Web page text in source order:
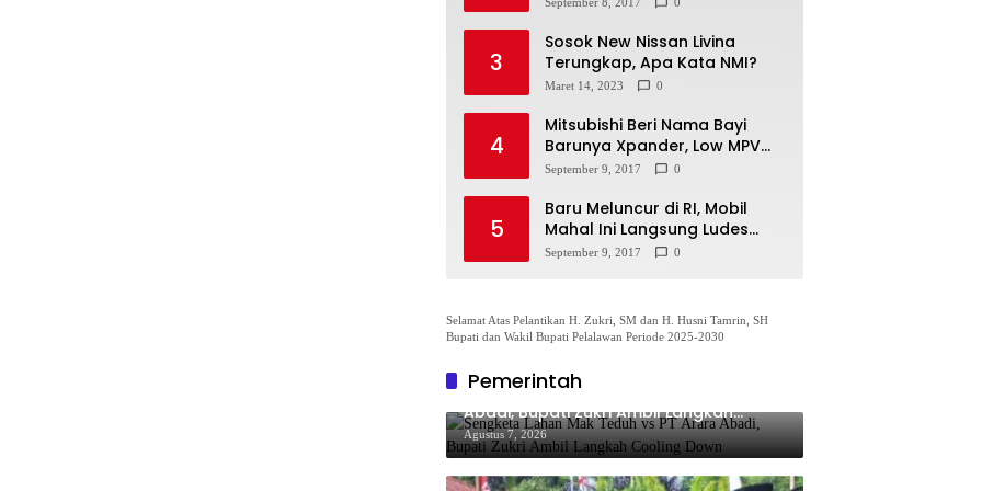
3
Sosok New Nissan Livina
Terungkap, Apa Kata NMI?
Maret 14, 2023 0
4
Mitsubishi Beri Nama Bayi
Barunya Xpander, Low MPV
Pesaing Avanza cs
September 9, 2017 0
5
Baru Meluncur di RI, Mobil
Mahal Ini Langsung Ludes
Terjual
September 9, 2017 0
Selamat Atas Pelantikan H. Zukri, SM dan H. Husni Tamrin, SH
Bupati dan Wakil Bupati Pelalawan Periode 2025-2030
Pemerintah
Sengketa Lahan Mak Teduh vs PT Arara
Abadi, Bupati Zukri Ambil Langkah
Cooling Down
Agustus 7, 2026